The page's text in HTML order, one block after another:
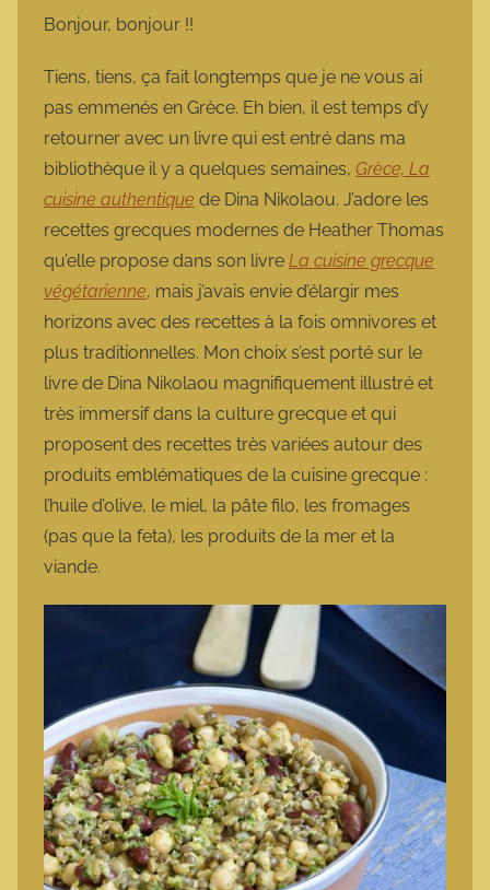
m
o
t
t
e
Bonjour, bonjour !!
Tiens, tiens, ça fait longtemps que je ne vous ai
pas emmenés en Grèce. Eh bien, il est temps d’y
retourner avec un livre qui est entré dans ma
bibliothèque il y a quelques semaines, Grèce, La
cuisine authentique de Dina Nikolaou. J’adore les
recettes grecques modernes de Heather Thomas
qu’elle propose dans son livre La cuisine grecque
végétarienne, mais j’avais envie d’élargir mes
horizons avec des recettes à la fois omnivores et
plus traditionnelles. Mon choix s’est porté sur le
livre de Dina Nikolaou magnifiquement illustré et
très immersif dans la culture grecque et qui
proposent des recettes très variées autour des
produits emblématiques de la cuisine grecque :
l’huile d’olive, le miel, la pâte filo, les fromages
(pas que la feta), les produits de la mer et la
viande.